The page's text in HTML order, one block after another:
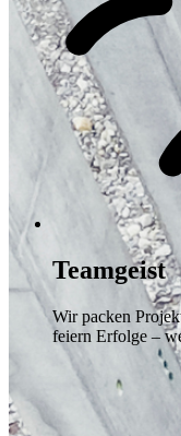
Teamgeist
Wir packen
feiern Erfolge –